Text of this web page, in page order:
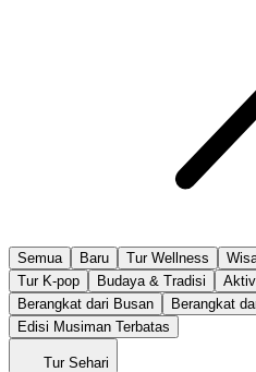
Semua Baru Tur Wellness
Tur K-pop
Budaya & Tradisi
Berangkat dari Busan
Berangkat
Edisi Musiman Terbatas
Tur Sehari